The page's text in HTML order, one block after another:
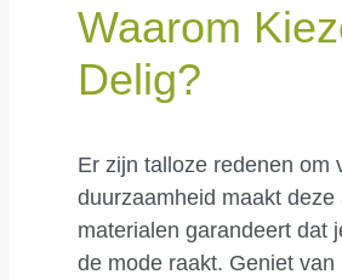
Waarom
Delig?
Er zijn talloze redenen om
duurzaamheid maakt
materialen garandeert dat
de mode raakt. Geniet